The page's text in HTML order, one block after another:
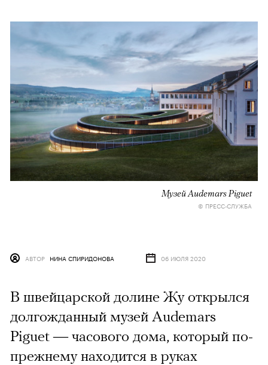
Музей Audemars Piguet
© ПРЕСС-СЛУЖБА
АВТОР НИНА СПИРИДОНОВА 06 ИЮЛЯ 2020
В швейцарской долине Жу открылся
долгожданный музей Audemars
Piguet — часового дома, который по-
прежнему находится в руках